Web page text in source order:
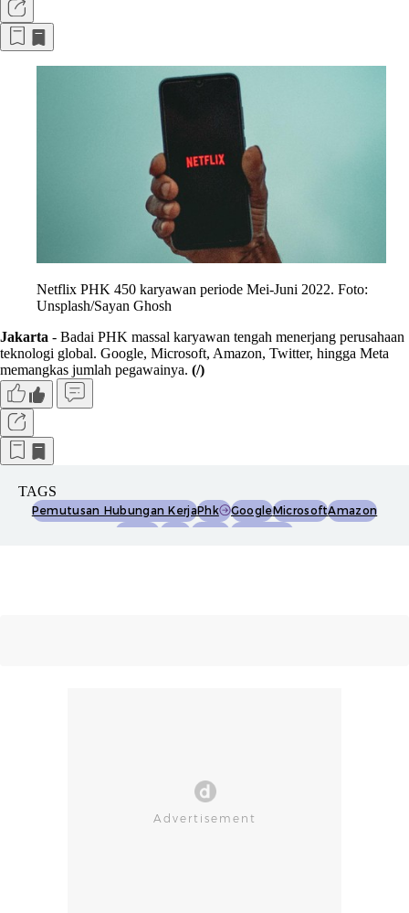
Netflix PHK 450 karyawan periode Mei-Juni 2022. Foto:
Unsplash/Sayan Ghosh
Jakarta - Badai PHK massal karyawan tengah menerjang perusahaan
teknologi global. Google, Microsoft, Amazon, Twitter, hingga Meta
memangkas jumlah pegawainya. (/)
TAGS
Pemutusan Hubungan KerjaPhk GoogleMicrosoftAmazon